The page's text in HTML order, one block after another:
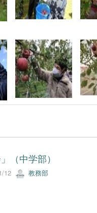
（中学部）
12 教務部